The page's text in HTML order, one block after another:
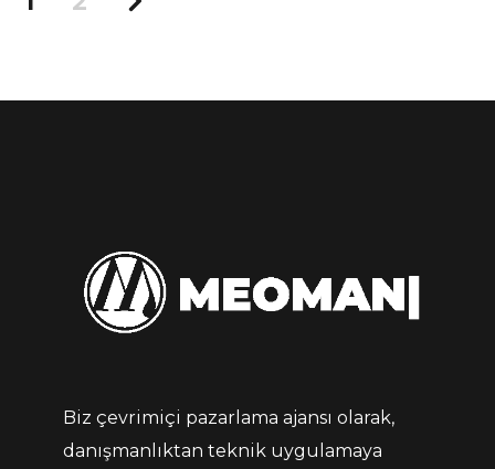
Biz çevrimiçi pazarlama ajansı olarak,
danışmanlıktan teknik uygulamaya